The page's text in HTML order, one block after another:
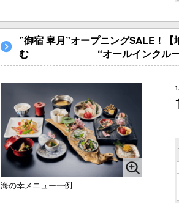
”御宿 皐月”オープニングSALE！
む “オールインクルーシブ
海の幸メニュー一例